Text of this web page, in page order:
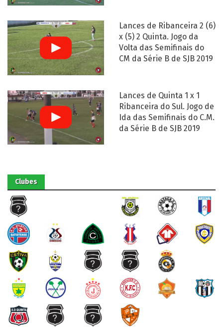
Lances de Ribanceira 2 (6)
x (5) 2 Quinta. Jogo da
Volta das Semifinais do
CM da Série B de SJB 2019
Lances de Quinta 1 x 1
Ribanceira do Sul. Jogo de
Ida das Semifinais do C.M.
da Série B de SJB 2019
Clubes